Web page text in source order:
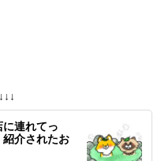
に連れてっ
介されたお